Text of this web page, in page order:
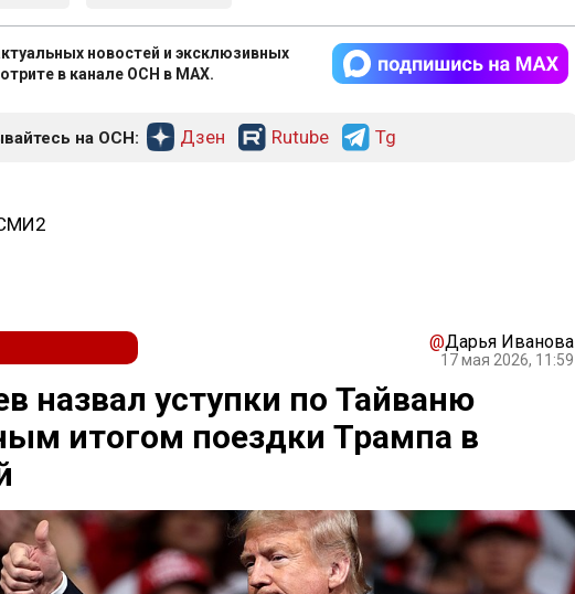
новостей и эксклюзивных
в канале ОСН в MAX.
на ОСН: Дзен Rutube Tg
@Дарья Иванова
17 мая 2026, 11:59
назвал уступки по Тайваню
итогом поездки Трампа в